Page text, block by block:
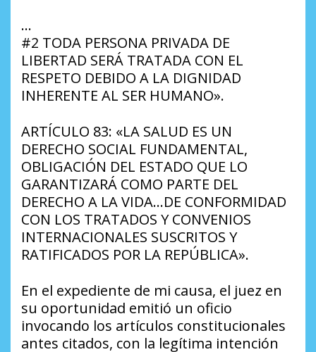
…
#2 TODA PERSONA PRIVADA DE
LIBERTAD SERÁ TRATADA CON EL
RESPETO DEBIDO A LA DIGNIDAD
INHERENTE AL SER HUMANO».
ARTÍCULO 83: «LA SALUD ES UN
DERECHO SOCIAL FUNDAMENTAL,
OBLIGACIÓN DEL ESTADO QUE LO
GARANTIZARÁ COMO PARTE DEL
DERECHO A LA VIDA…DE CONFORMIDAD
CON LOS TRATADOS Y CONVENIOS
INTERNACIONALES SUSCRITOS Y
RATIFICADOS POR LA REPÚBLICA».
En el expediente de mi causa, el juez en
su oportunidad emitió un oficio
invocando los artículos constitucionales
antes citados, con la legítima intención